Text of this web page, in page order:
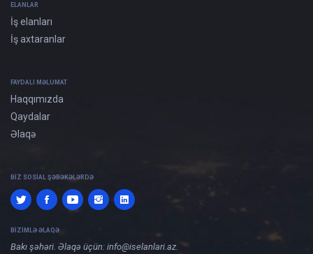
ELANLAR
İş elanları
İş axtaranlar
FAYDALI MƏLUMAT
Haqqımızda
Qaydalar
Əlaqə
BIZ SOSIAL ŞƏBƏKƏLƏRDƏ
BIZIMLƏ ƏLAQƏ
Bakı şəhəri. Əlaqə üçün: info@iselanlari.az.